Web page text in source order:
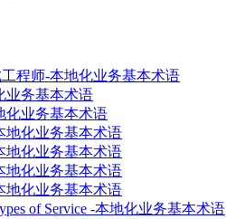
程师-本地化业务基本术语
业务基本术语
化业务基本术语
地化业务基本术语
地化业务基本术语
地化业务基本术语
地化业务基本术语
of Service -本地化业务基本术语